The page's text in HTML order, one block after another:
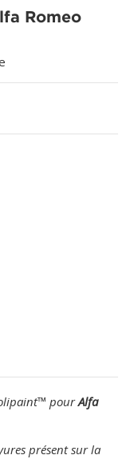
Romeo
™ pourAlfa
présent sur la